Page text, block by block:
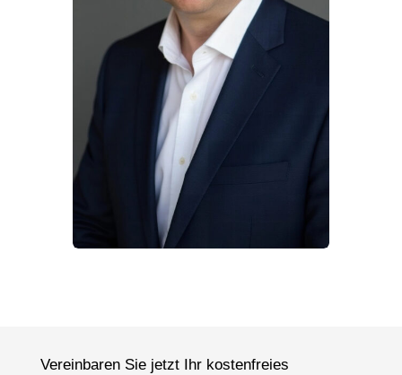
Vereinbaren Sie jetzt Ihr kostenfreies